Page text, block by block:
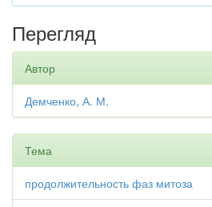
Перегляд
Автор
Демченко, А. М.
Тема
продолжительность фаз митоза